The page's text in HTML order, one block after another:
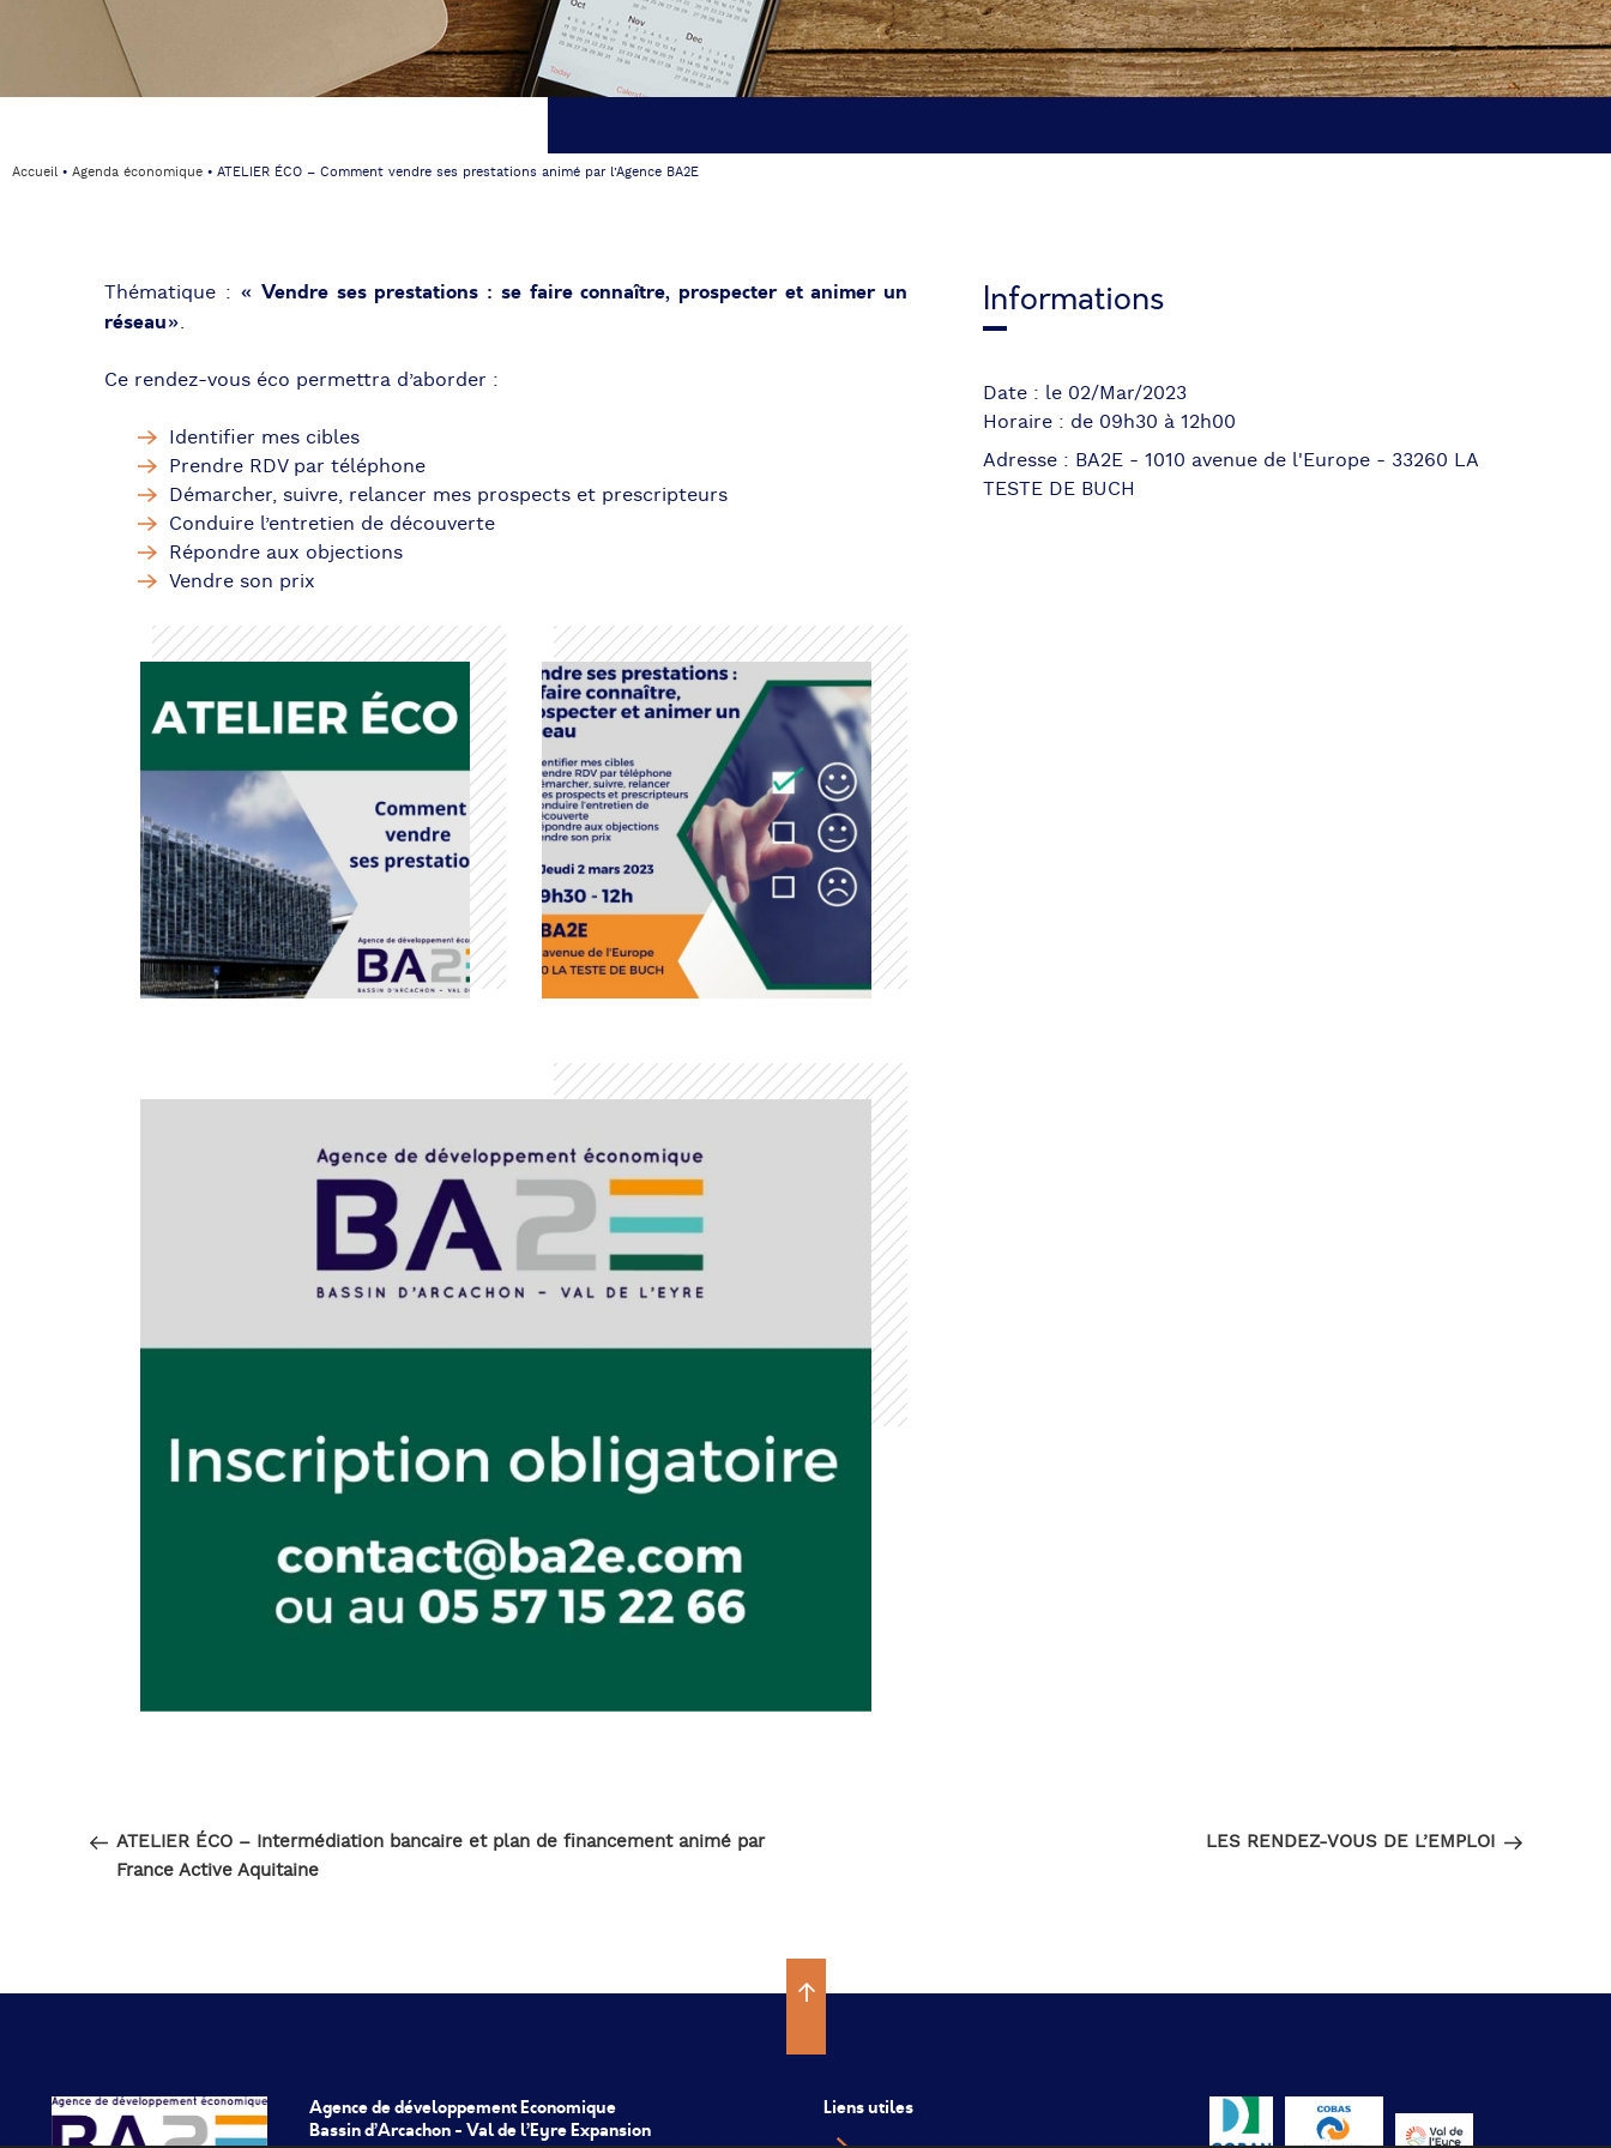
Accueil⦁ Agenda économique ⦁ ATELIER ÉCO – Comment vendre ses prestations animé par l’Agence BA2E
Thématique : « Vendre ses prestations : se faire connaître, prospecter et animer un
réseau».
Ce rendez-vous éco permettra d’aborder :
Identifier mes cibles
Prendre RDV par téléphone
Démarcher, suivre, relancer mes prospects et prescripteurs
Conduire l’entretien de découverte
Répondre aux objections
Vendre son prix
Informations
Date : le 02/Mar/2023
Horaire : de 09h30 à 12h00
Adresse : BA2E - 1010 avenue de l'Europe - 33260 LA
TESTE DE BUCH
de
l’article
précédent
ATELIER ÉCO – Intermédiation bancaire et plan de financement animé par
France Active Aquitaine
suivant
LES RENDEZ-VOUS DE L’EMPLOI
Agence de développement Economique
Bassin d’Arcachon - Val de l’Eyre Expansion
Liens utiles